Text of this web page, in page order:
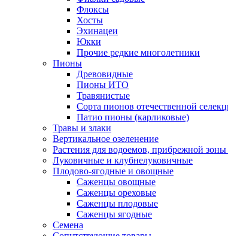
Флоксы
Хосты
Эхинацеи
Юкки
Прочие редкие многолетники
Пионы
Древовидные
Пионы ИТО
Травянистые
Сорта пионов отечественной
Патио пионы (карликовые)
Травы и злаки
Вертикальное озеленение
Растения для водоемов, прибрежной
Луковичные и клубнелуковичные
Плодово-ягодные и овощные
Саженцы овощные
Саженцы ореховые
Саженцы плодовые
Саженцы ягодные
Семена